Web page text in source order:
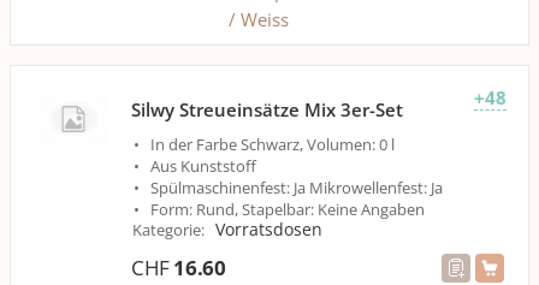
+48
Silwy Streueinsätze Mix 3er-Set
In der Farbe Schwarz, Volumen: 0 l
Aus Kunststoff
Spülmaschinenfest: Ja Mikrowellenfest: Ja
Form: Rund, Stapelbar: Keine Angaben
Kategorie: Vorratsdosen
CHF16.60